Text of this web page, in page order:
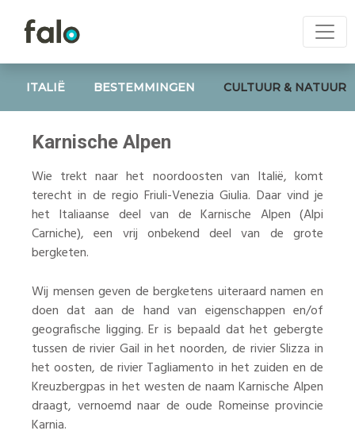
ITALIË BESTEMMINGEN CULTUUR & NATUUR
Karnische Alpen
Wie trekt naar het noordoosten van Italië, komt
terecht in de regio Friuli-Venezia Giulia. Daar vind je
het Italiaanse deel van de Karnische Alpen (Alpi
Carniche), een vrij onbekend deel van de grote
bergketen.
Wij mensen geven de bergketens uiteraard namen en
doen dat aan de hand van eigenschappen en/of
geografische ligging. Er is bepaald dat het gebergte
tussen de rivier Gail in het noorden, de rivier Slizza in
het oosten, de rivier Tagliamento in het zuiden en de
Kreuzbergpas in het westen de naam Karnische Alpen
draagt, vernoemd naar de oude Romeinse provincie
Karnia.